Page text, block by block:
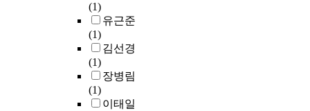
(1)
유근준
(1)
김선경
(1)
장병림
(1)
이태일